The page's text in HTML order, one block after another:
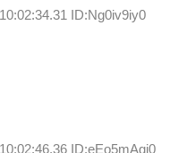
ID:Ng0iv9iy0
ID:eEo5mAgi0